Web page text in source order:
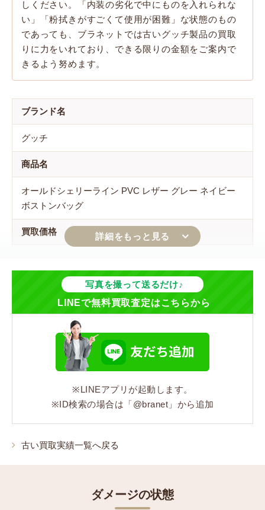
しください。「内装の劣化で中にものを入れられな
い」「粉拭きがすごくて使用が困難」な状態のもの
であっても、ブラネットでは古いグッチ製品の買取
りに力をいれており、できる限りの金額をご案内で
きるよう努めます。
ブランド名
グッチ
商品名
オールドシェリーライン PVC レザー グレー ネイビー
ボストンバッグ
買取価格
シリーズ
オールドグッチ
コンディション
写真を撮って送るだけ♪
LINEで無料買取査定はこちらから
※LINEアプリが起動します。
※ID検索の場合は「@branet」から追加
古い買取実績一覧へ戻る
ダメージの状態